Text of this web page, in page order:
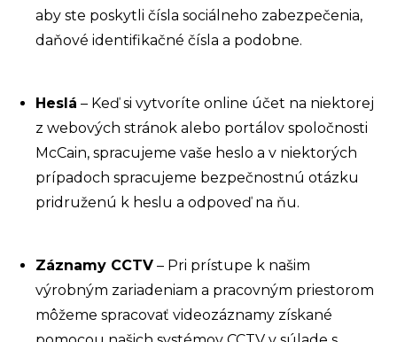
aby ste poskytli čísla sociálneho zabezpečenia,
daňové identifikačné čísla a podobne.
Heslá – Keď si vytvoríte online účet na niektorej
z webových stránok alebo portálov spoločnosti
McCain, spracujeme vaše heslo a v niektorých
prípadoch spracujeme bezpečnostnú otázku
pridruženú k heslu a odpoveď na ňu.
Záznamy CCTV – Pri prístupe k našim
výrobným zariadeniam a pracovným priestorom
môžeme spracovať videozáznamy získané